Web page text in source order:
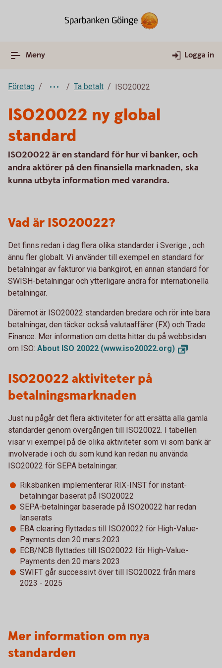
Meny Logga in
Företag Ta betalt ISO20022
ISO20022 ny global
standard
ISO20022 är en standard för hur vi banker, och
andra aktörer på den finansiella marknaden, ska
kunna utbyta information med varandra.
Vad är ISO20022?
Det finns redan i dag flera olika standarder i Sverige , och
ännu fler globalt. Vi använder till exempel en standard för
betalningar av fakturor via bankgirot, en annan standard för
SWISH-betalningar och ytterligare andra för internationella
betalningar.
Däremot är ISO20022 standarden bredare och rör inte bara
betalningar, den täcker också valutaaffärer (FX) och Trade
Finance. Mer information om detta hittar du på webbsidan
om ISO: About ISO 20022 (www.iso20022.org)
ISO20022 aktiviteter på
betalningsmarknaden
Just nu pågår det flera aktiviteter för att ersätta alla gamla
standarder genom övergången till ISO20022. I tabellen
visar vi exempel på de olika aktiviteter som vi som bank är
involverade i och du som kund kan redan nu använda
ISO20022 för SEPA betalningar.
Riksbanken implementerar RIX-INST för instant-
betalningar baserat på ISO20022
SEPA-betalningar baserade på ISO20022 har redan
lanserats
EBA clearing flyttades till ISO20022 för High-Value-
Payments den 20 mars 2023
ECB/NCB flyttades till ISO20022 för High-Value-
Payments den 20 mars 2023
SWIFT går successivt över till ISO20022 från mars
2023 - 2025
Mer information om nya
standarden